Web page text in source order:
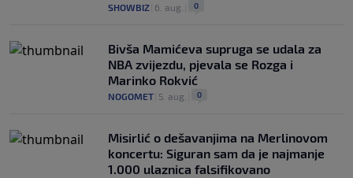
SHOWBIZ 6. aug. 0
Bivša Mamićeva supruga se udala za
NBA zvijezdu, pjevala se Rozga i
Marinko Rokvić
NOGOMET 5. aug. 0
Misirlić o dešavanjima na Merlinovom
koncertu: Siguran sam da je najmanje
1.000 ulaznica falsifikovano